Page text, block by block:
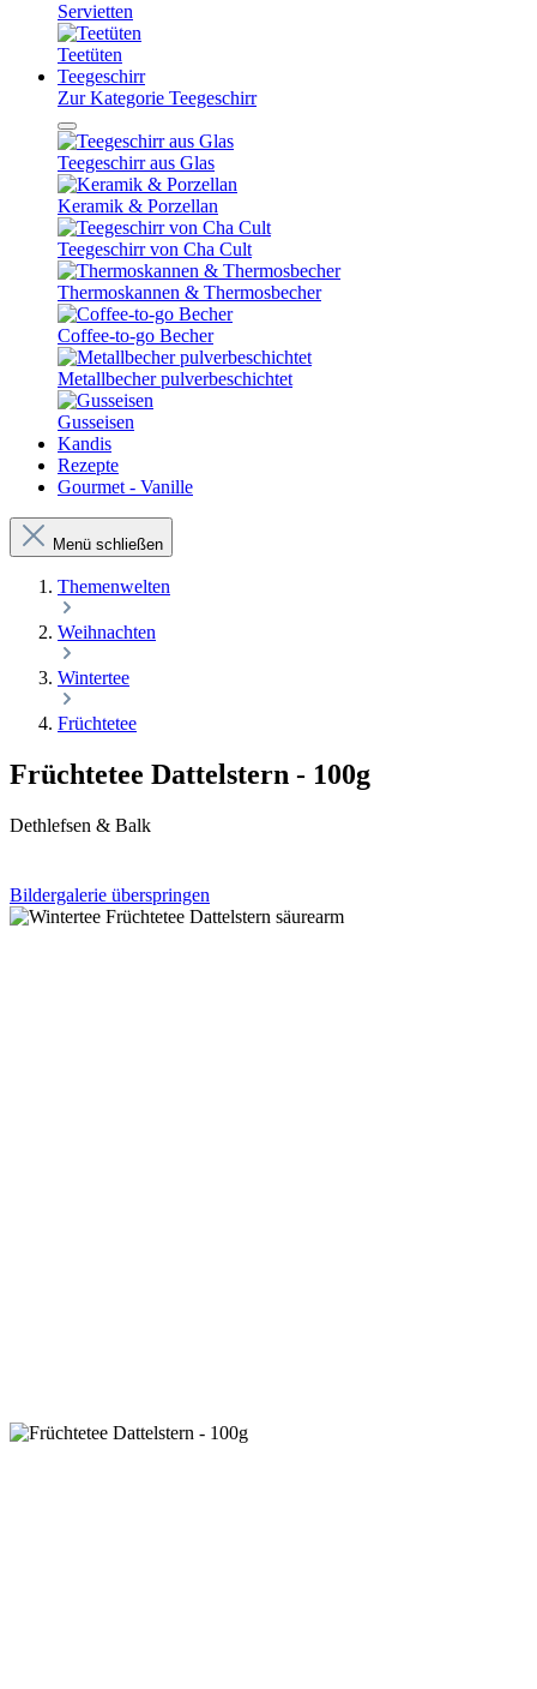
Servietten
Teetüten
Teegeschirr
Zur Kategorie Teegeschirr
Teegeschirr aus Glas
Keramik & Porzellan
Teegeschirr von Cha Cult
Thermoskannen & Thermosbecher
Coffee-to-go Becher
Metallbecher pulverbeschichtet
Gusseisen
Kandis
Rezepte
Gourmet - Vanille
Menü schließen
Themenwelten
Weihnachten
Wintertee
Früchtetee
Früchtetee Dattelstern - 100g
Dethlefsen & Balk
Bildergalerie überspringen